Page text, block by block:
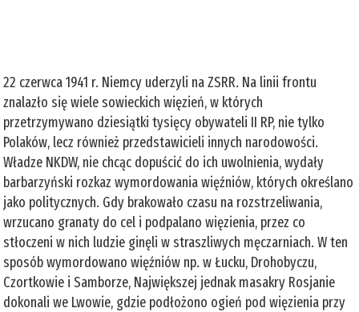
22 czerwca 1941 r. Niemcy uderzyli na ZSRR. Na linii frontu
znalazło się wiele sowieckich więzień, w których
przetrzymywano dziesiątki tysięcy obywateli II RP, nie tylko
Polaków, lecz również przedstawicieli innych narodowości.
Władze NKDW, nie chcąc dopuścić do ich uwolnienia, wydały
barbarzyński rozkaz wymordowania więźniów, których określano
jako politycznych. Gdy brakowało czasu na rozstrzeliwania,
wrzucano granaty do cel i podpalano więzienia, przez co
stłoczeni w nich ludzie ginęli w straszliwych męczarniach. W ten
sposób wymordowano więźniów np. w Łucku, Drohobyczu,
Czortkowie i Samborze, Największej jednak masakry Rosjanie
dokonali we Lwowie, gdzie podłożono ogień pod więzienia przy